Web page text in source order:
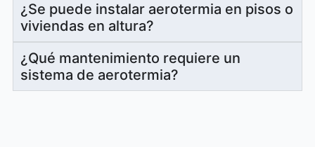
¿Se puede instalar aerotermia en pisos o
viviendas en altura?
¿Qué mantenimiento requiere un
sistema de aerotermia?